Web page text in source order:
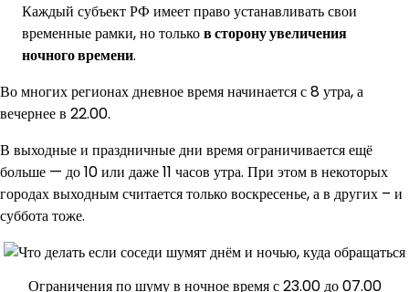
Каждый субъект РФ имеет право устанавливать свои
временные рамки, но тольков сторону увеличения
ночного времени.
Во многих регионах дневное время начинается с 8 утра, а
вечернее в 22.00.
В выходные и праздничные дни время ограничивается ещё
больше — до 10 или даже 11 часов утра. При этом в некоторых
городах выходным считается только воскресенье, а в других – и
суббота тоже.
Ограничения по шуму в ночное время с 23.00 до 07.00